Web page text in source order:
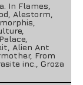
In Flames,
Alestorm,
Alien Ant
From
inc., Groza